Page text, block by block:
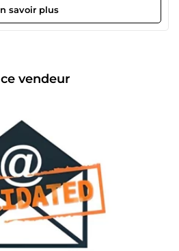
/ Laravel et Joomla!
avec Emails 100% Valides
disponibles Scraping de
LinkedIn Vérification de vos Listes
Full Inbox ✅ Elimination des
des Catch-All ✅
✅ Détection des Bots Création
Emailing : ✅ Garanti à 90%
✅ Newsletter
✅ A/B Testing : Envoyez 2
leurs résultats ✅ Optimisation
par IA ✅ de vos pages web et
Formulaires d'inscription
de Géocalisation de vos
savoir plus
vendeur